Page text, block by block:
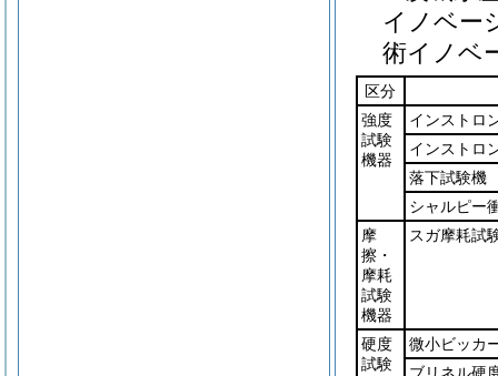
イノベー
術イノベ
区分
強度
試験
機器
インストロ
インストロ
落下試験機
シャルピー
摩
擦・
摩耗
試験
機器
スガ摩耗試
硬度
試験
微小ビッカ